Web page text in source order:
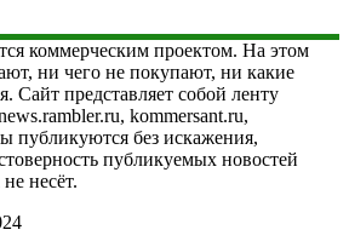
коммерческим проектом. На этом
ни чего не покупают, ни какие
Сайт представляет собой ленту
kommersant.ru,
публикуются без искажения,
публикуемых новостей
несёт.